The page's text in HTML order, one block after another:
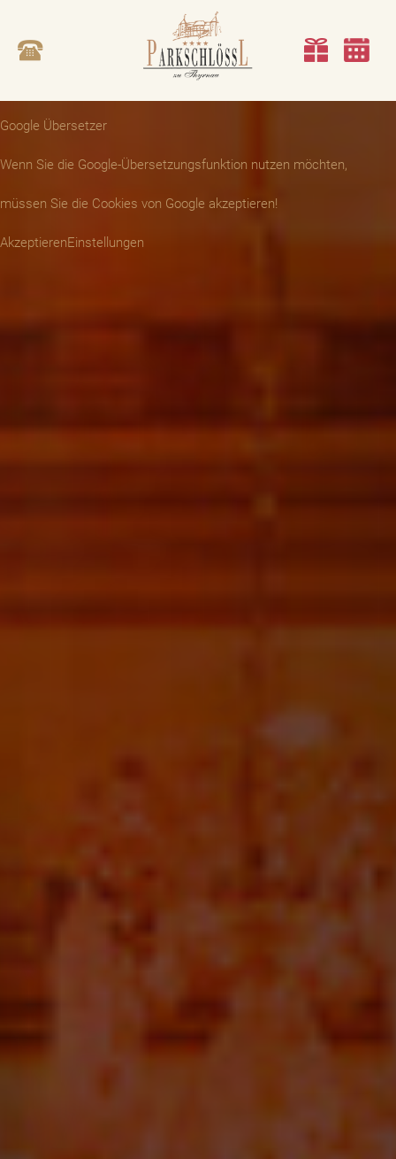
Google Übersetzer
Wenn Sie die Google-Übersetzungsfunktion nutzen möchten,
müssen Sie die Cookies von Google akzeptieren!
AkzeptierenEinstellungen